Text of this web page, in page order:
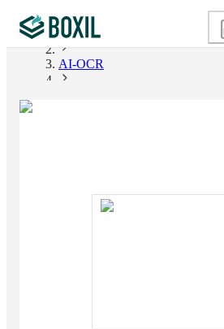
カテゴリから探す
BOXILの使い方ガイド
BOXIL
AI-OCR